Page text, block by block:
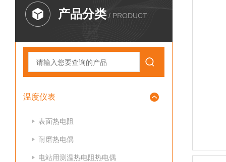
产品分类 / PRODUCT
温度仪表
表面热电阻
耐磨热电偶
电站用测温热电阻热电偶